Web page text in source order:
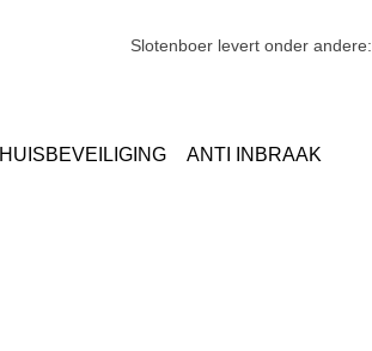
Slotenboer levert onder andere:
HUISBEVEILIGING ANTI INBRAAK